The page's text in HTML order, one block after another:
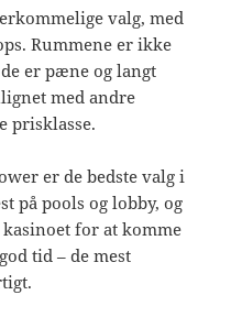
valg, med
Rummene er ikke
er pæne og langt
med andre
prisklasse.
er de bedste valg i
på pools og lobby, og
for at komme
tid – de mest